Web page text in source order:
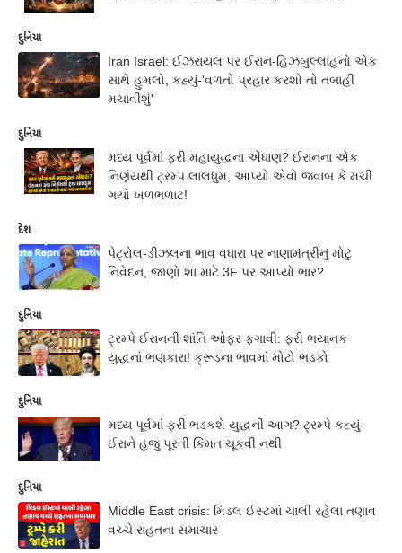
દુનિયા
Iran Israel: ઈઝરાયલ પર ઈરાન-હિઝબુલ્લાહનો એક
સાથે હુમલો, કહ્યું-'વળતો પ્રહાર કરશો તો તબાહી
મચાવીશું'
દુનિયા
મધ્ય પૂર્વમાં ફરી મહાયુદ્ધના એંધાણ? ઈરાનના એક
નિર્ણયથી ટ્રમ્પ લાલધુમ, આપ્યો એવો જવાબ કે મચી
ગયો ખળભળાટ!
દેશ
પેટ્રોલ-ડીઝલના ભાવ વધારા પર નાણામંત્રીનું મોટું
નિવેદન, જાણો શા માટે 3F પર આપ્યો ભાર?
દુનિયા
ટ્રમ્પે ઈરાનની શાંતિ ઓફર ફગાવી: ફરી ભયાનક
યુદ્ધનાં ભણકારા! ક્રૂડના ભાવમાં મોટો ભડકો
દુનિયા
મધ્ય પૂર્વમાં ફરી ભડકશે યુદ્ધની આગ? ટ્રમ્પે કહ્યું-
ઈરાને હજુ પૂરતી કિંમત ચૂકવી નથી
દુનિયા
Middle East crisis: મિડલ ઈસ્ટમાં ચાલી રહેલા તણાવ
વચ્ચે રાહતના સમાચાર